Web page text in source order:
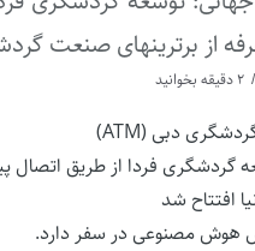
هوش مصنوعی در سفر دارد.